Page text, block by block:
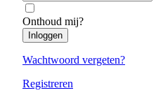
Onthoud mij?
Inloggen
Wachtwoord vergeten?
Registreren